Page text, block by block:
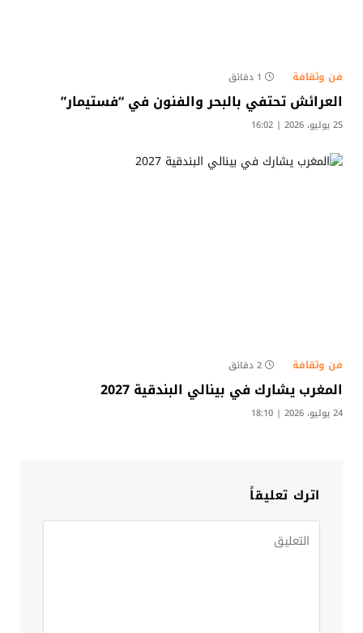
فن وثقافة 1 دقائق
العرائش تحتفي بالبحر والفنون في “فستيمار”
25 يوليو، 2026 | 16:02
فن وثقافة 2 دقائق
المغرب يشارك في بينالي البندقية 2027
24 يوليو، 2026 | 18:10
اترك تعليقاً